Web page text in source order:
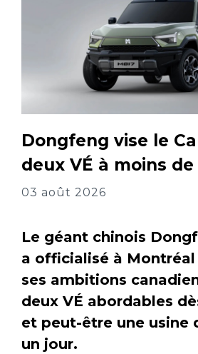
Dongfeng vise le
deux VÉ à moins de
03 août 2026
Le géant chinois
a officialisé à Montréal
ses ambitions
deux VÉ abordables
et peut-être une usine
un jour.